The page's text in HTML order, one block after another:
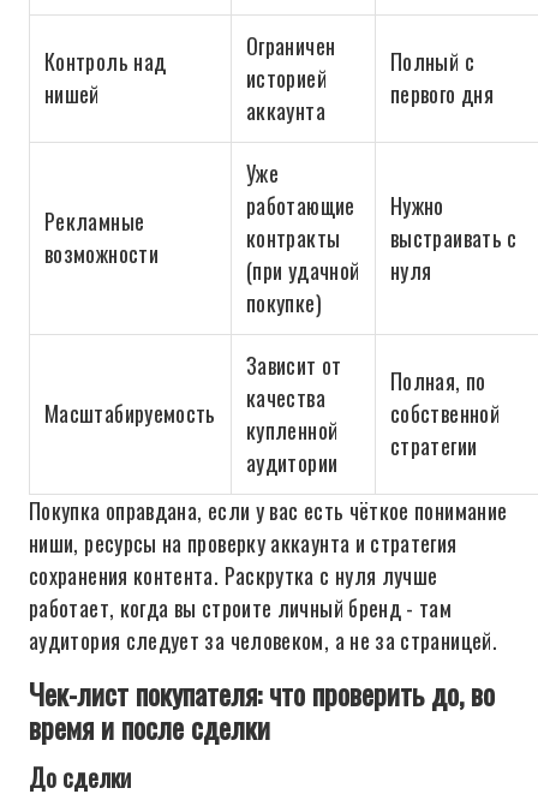
Контроль над
нишей
Ограничен
историей
аккаунта
Полный с
первого дня
Рекламные
возможности
Уже
работающие
контракты
(при удачной
покупке)
Нужно
выстраивать с
нуля
Масштабируемость
Зависит от
качества
купленной
аудитории
Полная, по
собственной
стратегии
Покупка оправдана, если у вас есть чёткое понимание
ниши, ресурсы на проверку аккаунта и стратегия
сохранения контента. Раскрутка с нуля лучше
работает, когда вы строите личный бренд - там
аудитория следует за человеком, а не за страницей.
Чек-лист покупателя: что проверить до, во
время и после сделки
До сделки